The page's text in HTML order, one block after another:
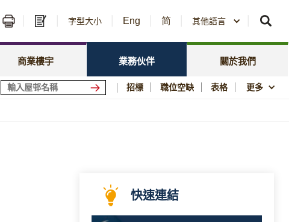
字型大小 Eng 简 其他語言
商業樓宇
招標及中標公告
房委會商場
業務伙伴
房委會名冊登記
資源庫
優質居所
關於我們
新聞中心
社區參與
招標 職位空缺 表格 更多
快速連結